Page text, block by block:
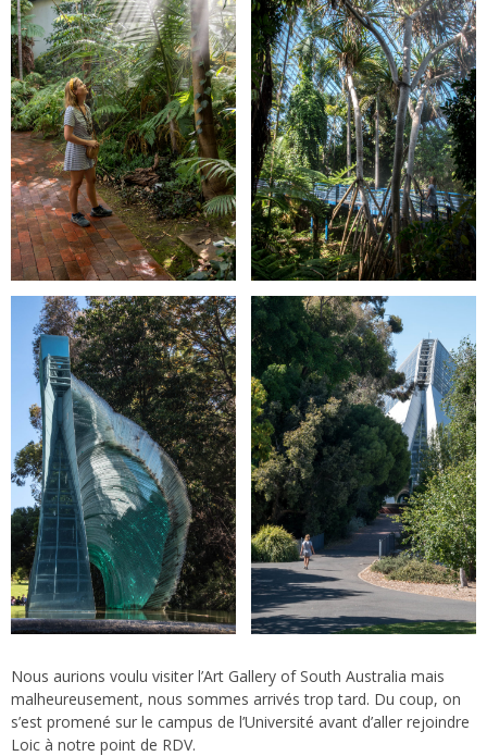
Nous aurions voulu visiter l’Art Gallery of South Australia mais
malheureusement, nous sommes arrivés trop tard. Du coup, on
s’est promené sur le campus de l’Université avant d’aller rejoindre
Loic à notre point de RDV.